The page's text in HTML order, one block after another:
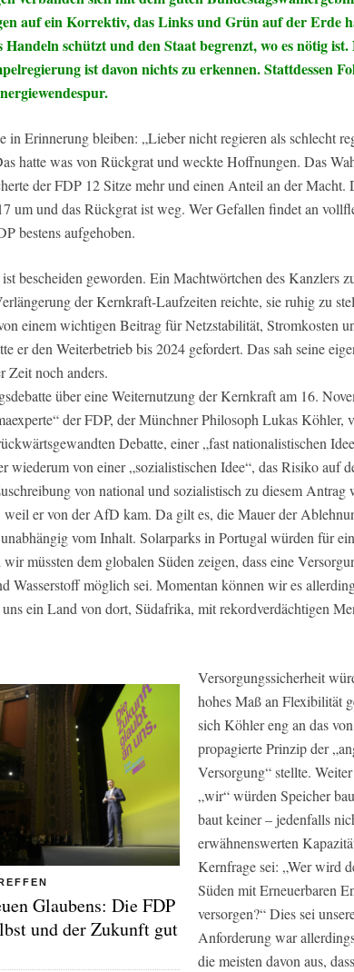
auf ein Korrektiv, das Links und Grün auf der Erde
schützt und den Staat begrenzt, wo es nötig
ist davon nichts zu erkennen. Stattdessen
in Erinnerung bleiben: „Lieber nicht regieren als schlecht
hatte was von Rückgrat und weckte Hoffnungen. Das
der FDP 12 Sitze mehr und einen Anteil an der Macht.
um und das Rückgrat ist weg. Wer Gefallen findet an
bestens aufgehoben.
bescheiden geworden. Ein Machtwörtchen des Kanzlers
der Kernkraft-Laufzeiten reichte, sie ruhig zu
einem wichtigen Beitrag für Netzstabilität, Stromkosten
er den Weiterbetrieb bis 2024 gefordert. Das sah seine
Zeit noch anders.
über eine Weiternutzung der Kernkraft am 16.
der FDP, der Münchner Philosoph Lukas Köhler,
Debatte, einer „fast nationalistischen
wiederum von einer „sozialistischen Idee“, das Risiko auf
von national und sozialistisch zu diesem
er von der AfD kam. Da gilt es, die Mauer der
vom Inhalt. Solarparks in Portugal würden für
müssten dem globalen Süden zeigen, dass eine
Wasserstoff möglich sei. Momentan können wir es
ein Land von dort, Südafrika, mit rekordverdächtigen
Glaubens: Die FDP
und der Zukunft gut
Versorgungssicherheit
hohes Maß an Flexibilität
sich Köhler eng an das
propagierte Prinzip der
Versorgung“ stellte.
„wir“ würden Speicher
baut keiner – jedenfalls
erwähnenswerten
Kernfrage sei: „Wer wird
Süden mit Erneuerbaren
versorgen?“ Dies sei
Anforderung war
die meisten davon aus,